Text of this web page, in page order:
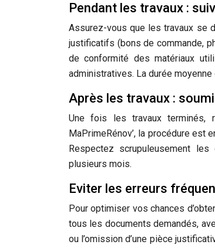
Pendant les travaux :
Assurez-vous que les travaux se
justificatifs (bons de commande,
de conformité des matériaux
administratives. La durée
Après les travaux :
Une fois les travaux terminés,
MaPrimeRénov’, la procédure est
Respectez scrupuleusement
plusieurs mois.
Eviter les erreurs
Pour optimiser vos chances
tous les documents demandés,
ou l’omission d’une pièce